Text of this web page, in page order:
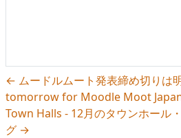
← ムードルムート発表締め切りは
tomorrow for Moodle Moot
Town Halls - 12月のタウンホール
グ →